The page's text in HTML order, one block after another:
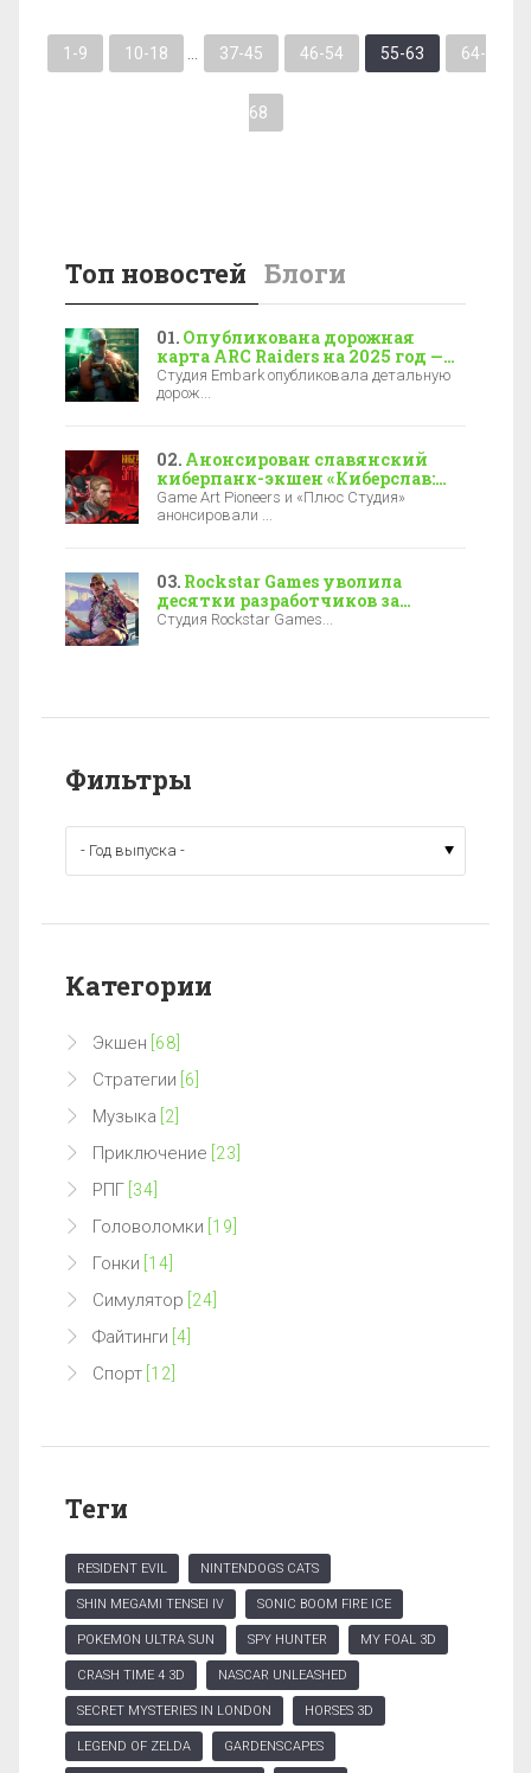
1-9 10-18 37-45 46-54 55-63 64-
68
Топ новостей Блоги
Опубликована дорожная
карта ARC Raiders на 2025 год —
новая локация, боссы и зимние
события
Студия Embark опубликовала детальную
дорож...
Анонсирован славянский
киберпанк-экшен «Киберслав:
Затмение» — релиз уже в 2027-м
Game Art Pioneers и «Плюс Студия»
анонсировали ...
Rockstar Games уволила
десятки разработчиков за
полгода до выхода GTA 6
Студия Rockstar Games...
Фильтры
Категории
Экшен [68]
Стратегии [6]
Музыка [2]
Приключение [23]
РПГ [34]
Головоломки [19]
Гонки [14]
Симулятор [24]
Файтинги [4]
Спорт [12]
Теги
RESIDENT EVIL NINTENDOGS CATS
SHIN MEGAMI TENSEI IV SONIC BOOM FIRE ICE
POKEMON ULTRA SUN SPY HUNTER MY FOAL 3D
CRASH TIME 4 3D NASCAR UNLEASHED
SECRET MYSTERIES IN LONDON HORSES 3D
LEGEND OF ZELDA GARDENSCAPES